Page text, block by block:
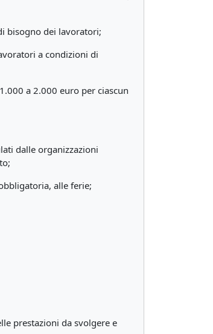
bisogno dei lavoratori;
a condizioni di
a 2.000 euro per ciascun
dalle organizzazioni
alle ferie;
prestazioni da svolgere e